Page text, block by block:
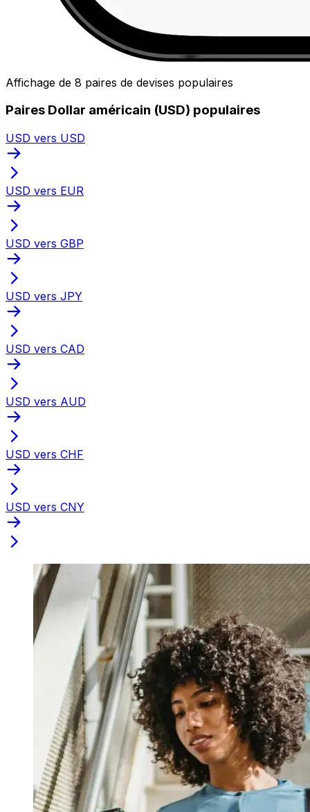
Affichage de 8 paires de devises populaires
Paires Dollar américain (USD) populaires
USD vers USD
USD vers EUR
USD vers GBP
USD vers JPY
USD vers CAD
USD vers AUD
USD vers CHF
USD vers CNY